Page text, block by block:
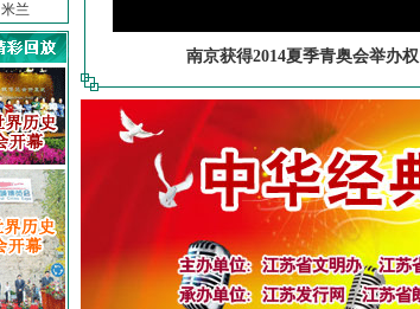
米兰
南京获得2014夏季青奥会举办权